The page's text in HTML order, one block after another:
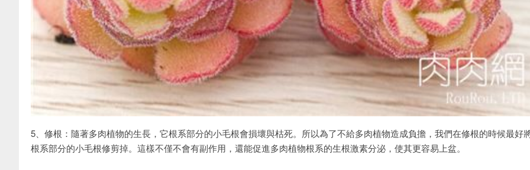
5、修根：隨著多肉植物的生長，它根系部分的小毛根會損壞與枯死。所以為了不給多肉植物造成負擔，我們在修根的時候最好
根系部分的小毛根修剪掉。這樣不僅不會有副作用，還能促進多肉植物根系的生根激素分泌，使其更容易上盆。